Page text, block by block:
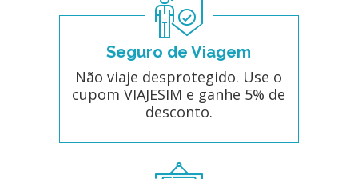
Seguro de Viagem
Não viaje desprotegido. Use o
cupom VIAJESIM e ganhe 5% de
desconto.